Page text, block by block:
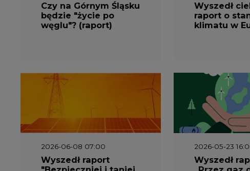
Wyszedł raport
"Bezpieczniej i taniej.
Ciepłownictwo na
ratunek KSE"
Wyszedł
„Przez gaz
Polsce”